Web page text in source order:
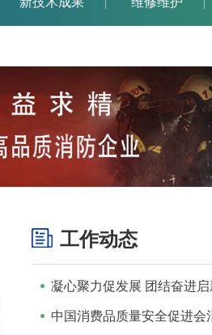
工作动态